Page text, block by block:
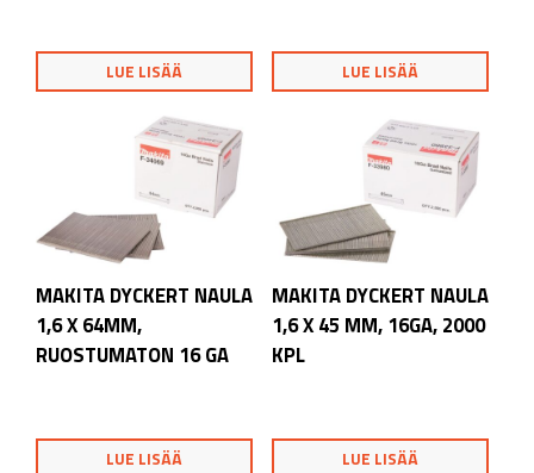
LUE LISÄÄ LUE LISÄÄ
MAKITA DYCKERT NAULA
1,6 X 64MM,
RUOSTUMATON 16 GA
LUE LISÄÄ
MAKITA DYCKERT NAULA
1,6 X 45 MM, 16GA, 2000
KPL
LUE LISÄÄ